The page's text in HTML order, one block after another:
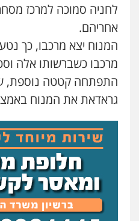
פלילי בטחוני
0547780927
עו"ד אסף
פלילי פשע
0542255161
גל דהן –
פלילי פשיעה
וחקירות
0544723840
לחניה סמוכה למרכז
אחריהם.
המנוח יצא מרכבו, כך
מרכבו כשברשותו אלה
התפתחה קטטה נוספת,
גראדאת את המנוח